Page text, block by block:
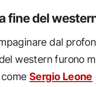
fine del
dal
western furono
Sergio Leone